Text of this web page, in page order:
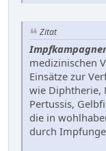
Zitat
medizinischen
Einsätze zur
wie Diphtherie,
Pertussis,
die in
durch